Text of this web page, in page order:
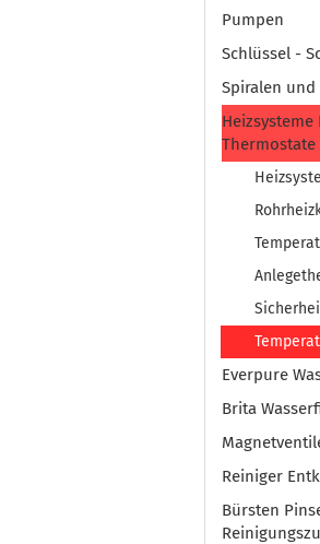
Pumpen
Schlüssel -
Spiralen
Heizsysteme
Thermostate
Everpure
Brita
Reiniger
Bürsten